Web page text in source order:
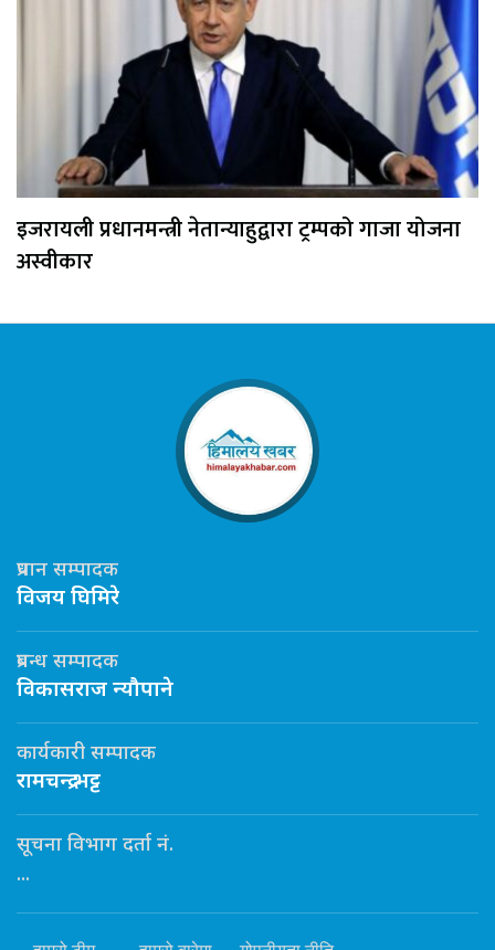
इजरायली प्रधानमन्त्री नेतान्याहुद्वारा ट्रम्पको गाजा योजना
अस्वीकार
प्रधान सम्पादक
विजय घिमिरे
प्रबन्ध सम्पादक
विकासराज न्यौपाने
कार्यकारी सम्पादक
रामचन्द्र भट्ट
सूचना विभाग दर्ता नं.
...